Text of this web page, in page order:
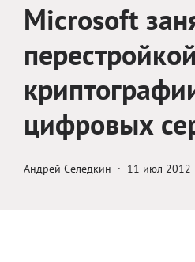
Microsoft
цифровых
Андрей Селедкин · 11 июл 2012